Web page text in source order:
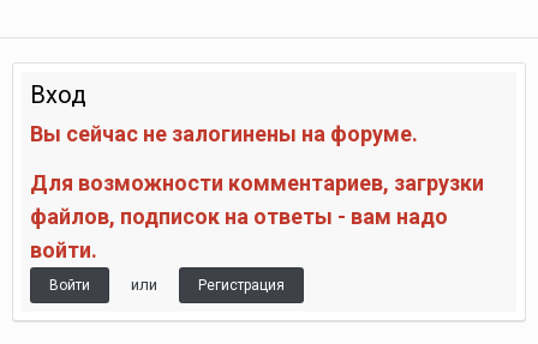
Вход
Вы сейчас не залогинены на форуме.
Для возможности комментариев, загрузки
файлов, подписок на ответы - вам надо
войти.
Войти или Регистрация